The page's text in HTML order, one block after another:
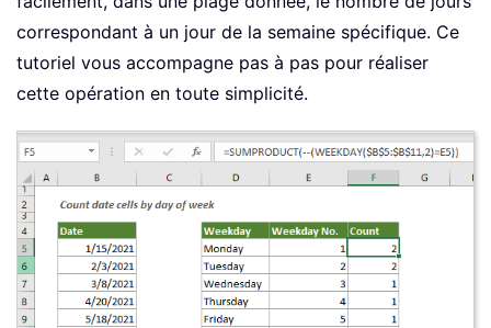
correspondant à un jour de la semaine spécifique. Ce
tutoriel vous accompagne pas à pas pour réaliser
cette opération en toute simplicité.